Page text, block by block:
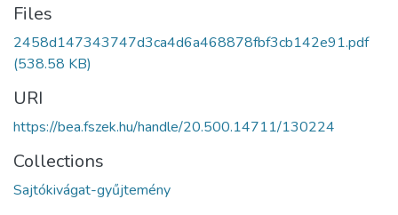
Files
2458d147343747d3ca4d6a468878fbf3cb142e91.pdf
(538.58 KB)
URI
https://bea.fszek.hu/handle/20.500.14711/130224
Collections
Sajtókivágat-gyűjtemény